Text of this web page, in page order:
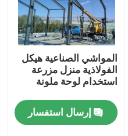
المواشي الصناعية هيكل
الفولاذية منزل مزرعة
استخدام لوحة ملونة
إرسال استفسار